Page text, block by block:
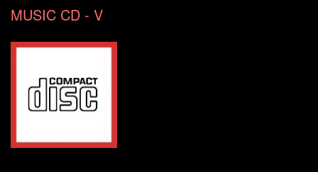
MUSIC CD - V